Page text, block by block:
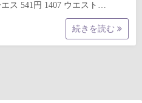
ス 541円 1407 ウエスト…
続きを読む